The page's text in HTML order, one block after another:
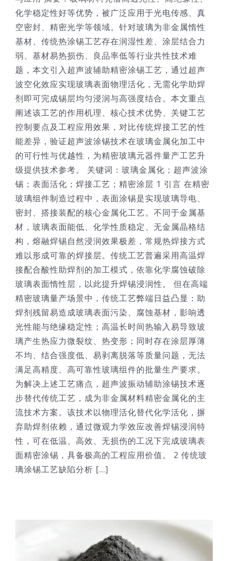
化学稳定性好等优势，被广泛应用于光电传感、真
空密封、精密光学等领域。针对玻璃为非金属惰性
基材、传统热涂锡工艺存在润湿性差、涂层结合力
弱、基材易热损伤、良品率低等行业共性技术难
题，本文引入超声波辅助精密涂锡工艺，通过超声
波空化效应实现玻璃表面物理活化，无需化学助焊
剂即可完成锡层均匀浸润与高强度结合。本文重点
阐述该工艺的作用机理、核心技术优势、关键工艺
控制要点及工程应用效果，对比传统焊接工艺的性
能差异，验证超声波涂锡技术在玻璃金属化加工中
的可行性与优越性，为精密玻璃元器件量产工艺升
级提供技术参考。 关键词：玻璃金属化；超声波涂
锡；表面活化；焊接工艺；精密涂层 1 引言 在精密
玻璃组件制造过程中，表面涂锡是实现玻璃导电、
密封、搭接装配的核心金属化工艺。不同于金属基
材，玻璃表面能低、化学性质稳定、无金属晶格结
构，熔融焊锡自然浸润效果极差，常规热焊接方式
难以形成可靠的焊接层。传统工艺普遍采用高温焊
接配合酸性助焊剂的加工模式，依靠化学腐蚀破除
玻璃表面惰性层，以此提升焊锡浸润性。 但在高端
精密玻璃量产场景中，传统工艺弊端日益凸显：助
焊剂残留易造成玻璃表面污染、腐蚀基材，影响透
光性能与绝缘稳定性；高温长时间热输入易导致玻
璃产生热应力微裂纹、热变形；同时存在涂层厚薄
不均、结合强度低、易剥离脱落等质量问题，无法
满足高精度、高可靠性玻璃组件的批量生产要求。
为解决上述工艺痛点，超声波振动辅助涂锡技术逐
步替代传统工艺，成为非金属材料精密金属化的主
流技术方案。该技术以物理活化替代化学活化，摒
弃助焊剂依赖，通过微观力学效应改善焊锡浸润特
性，可在低温、高效、无损伤的工况下完成玻璃表
面精密涂锡，具备极高的工程应用价值。 2 传统玻
璃涂锡工艺缺陷分析 [...]